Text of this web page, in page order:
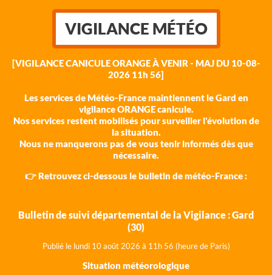
VIGILANCE MÉTÉO
[VIGILANCE CANICULE ORANGE À VENIR - MAJ DU 10-08-
2026 11h 56]
Les services de Météo-France maintiennent le Gard en
vigilance ORANGE canicule.
Nos services restent mobilisés pour surveiller l'évolution de
la situation.
Nous ne manquerons pas de vous tenir informés dès que
nécessaire.
👉 Retrouvez ci-dessous le bulletin de météo-France :
Bulletin de suivi départemental de la Vigilance : Gard
(30)
Publié le lundi 10 août 2026 à 11h 56 (heure de Paris)
Situation météorologique